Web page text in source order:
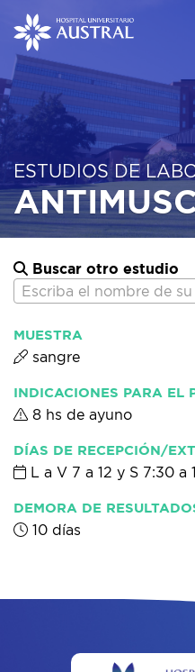
ESTUDIOS DE
Buscar otro estudio
Escriba el nombre de
MUESTRA
sangre
INDICACIONES PARA EL
8 hs de ayuno
DÍAS DE RECEPCIÓN/
L a V 7 a 12 y S 7:30 a
DEMORA DE
10 días